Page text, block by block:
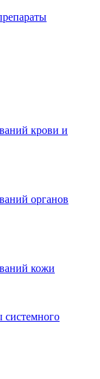
крови и
органов
кожи